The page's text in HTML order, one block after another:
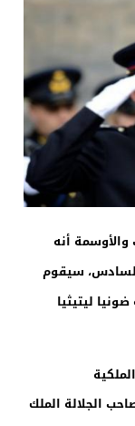
والأوسمة أنه
سيقوم
ليتيثيا
الجلالة الملك